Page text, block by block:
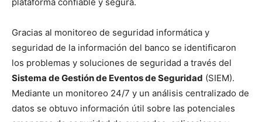
Gracias al monitoreo de seguridad informática y
seguridad de la información del banco se identificaron
los problemas y soluciones de seguridad a través del
Sistema de Gestión de Eventos de Seguridad (SIEM).
Mediante un monitoreo 24/7 y un análisis centralizado de
datos se obtuvo información útil sobre las potenciales